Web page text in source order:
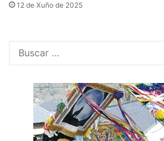
12 de Xuño de 2025